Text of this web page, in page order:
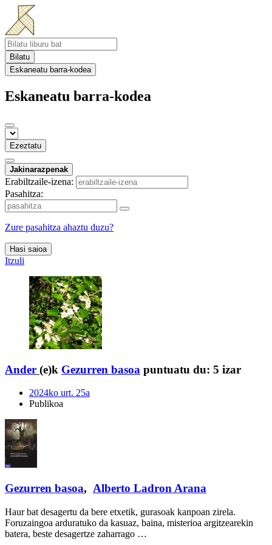
Bilatu
Eskaneatu barra-kodea
Eskaneatu barra-kodea
Ezeztatu
Jakinarazpenak
Erabiltzaile-izena:
Pasahitza:
Zure pasahitza ahaztu duzu?
Hasi saioa
Itzuli
Ander (e)k Gezurren basoa puntuatu du: 5 izar
2024ko urt. 25a
Publikoa
Gezurren basoa, Alberto Ladron Arana
Haur bat desagertu da bere etxetik, gurasoak kanpoan zirela.
Foruzaingoa arduratuko da kasuaz, baina, misterioa argitzearekin
batera, beste desagertze zaharrago …